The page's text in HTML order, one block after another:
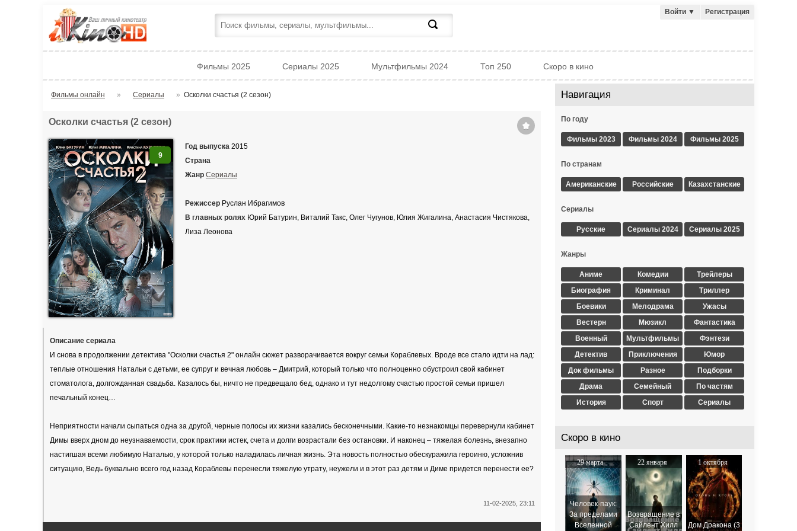
Войти ▼ Регистрация
Фильмы 2025 Сериалы 2025 Мультфильмы 2024 Топ 250 Скоро в кино
Фильмы онлайн » Сериалы » Осколки счастья (2 сезон)
Осколки счастья (2 сезон)
Год выпуска 2015
Страна
Жанр Сериалы
Режиссер Руслан Ибрагимов
В главных ролях Юрий Батурин, Виталий Такс, Олег Чугунов, Юлия Жигалина, Анастасия Чистякова,
Лиза Леонова
Описание сериала
И снова в продолжении детектива "Осколки счастья 2" онлайн сюжет разворачивается вокруг семьи Кораблевых. Вроде все стало идти на лад:
теплые отношения Натальи с детьми, ее супруг и вечная любовь – Дмитрий, который только что полноценно обустроил свой кабинет
стоматолога, долгожданная свадьба. Казалось бы, ничто не предвещало бед, однако и тут недолгому счастью простой семьи пришел
печальный конец…
Неприятности начали сыпаться одна за другой, черные полосы их жизни казались бесконечными. Какие-то незнакомцы перевернули кабинет
Димы вверх дном до неузнаваемости, срок практики истек, счета и долги возрастали без остановки. И наконец – тяжелая болезнь, внезапно
настигшая всеми любимую Наталью, у которой только наладилась личная жизнь. Эта новость полностью обескуражила героиню, усложнив
ситуацию, Ведь буквально всего год назад Кораблевы перенесли тяжелую утрату, неужели и в этот раз детям и Диме придется перенести ее?
9
11-02-2025, 23:11
Навигация
По году
Фильмы 2023 Фильмы 2024 Фильмы 2025
По странам
Американские Российские Казахстанские
Сериалы
Русские Сериалы 2024 Сериалы 2025
Жанры
Аниме
Биография
Боевики
Вестерн
Военный
Детектив
Док фильмы
Драма
История
Комедии
Криминал
Мелодрама
Мюзикл
Мультфильмы
Приключения
Разное
Семейный
Спорт
Трейлеры
Триллер
Ужасы
Фантастика
Фэнтези
Юмор
Подборки
По частям
Сериалы
Скоро в кино
29 марта
2024
Человек-паук:
За пределами
Вселенной
22 января
2026
Возвращение в
Сайлент Хилл
1 октября
2025
Дом Дракона (3